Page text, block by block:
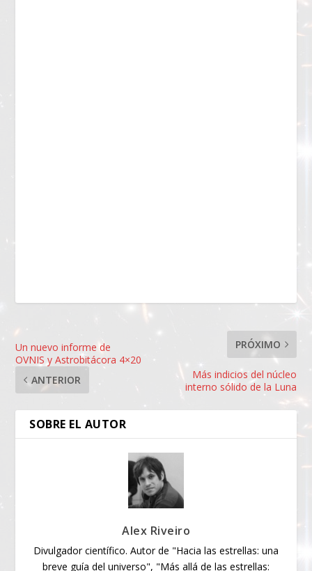
Un nuevo informe de
OVNIS y Astrobitácora 4×20
ANTERIOR
PRÓXIMO
Más indicios del núcleo
interno sólido de la Luna
SOBRE EL AUTOR
Alex Riveiro
Divulgador científico. Autor de "Hacia las estrellas: una
breve guía del universo", "Más allá de las estrellas: